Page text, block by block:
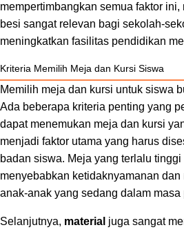
mempertimbangkan semua faktor
besi sangat relevan bagi sekolah-
meningkatkan fasilitas pendidikan
Kriteria Memilih Meja dan Kursi Siswa
Memilih meja dan kursi untuk siswa
Ada beberapa kriteria penting yang
dapat menemukan meja dan kursi
menjadi faktor utama yang harus
badan siswa. Meja yang terlalu
menyebabkan ketidaknyamanan
anak-anak yang sedang dalam masa
Selanjutnya, material juga sangat